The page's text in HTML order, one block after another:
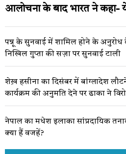
आलोचना के बाद भारत ने कहा-
पन्नू के सुनवाई में शामिल होने के
निखिल गुप्ता की सज़ा पर सुनवाई टाली
शेख़ हसीना का दिसंबर में बांग्लादेश
कार्यक्रम की अनुमति देने पर ढाका ने
नेपाल का मधेश इलाका सांप्रदायिक
क्या हैं वजहें?